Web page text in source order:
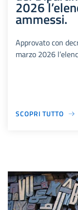
2026
ammessi.
Approvato con
marzo 2026
SCOPRI TUTTO